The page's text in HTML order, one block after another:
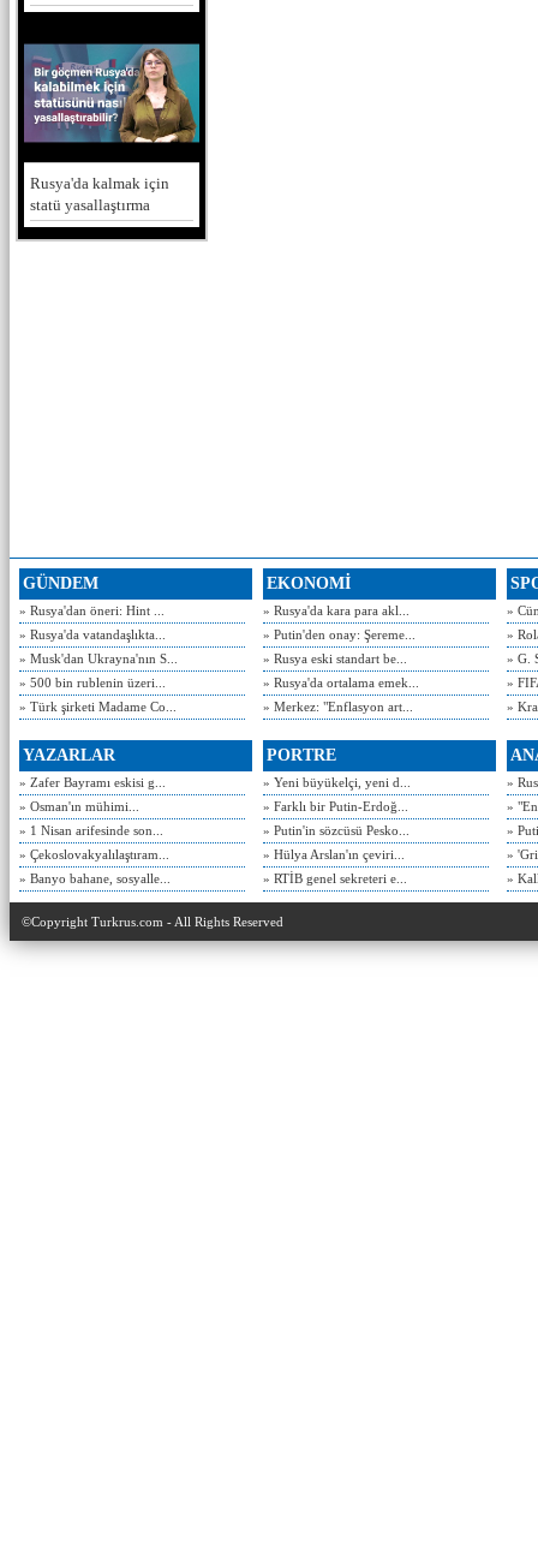
Rusya'da kalmak için
statü yasallaştırma
GÜNDEM
» Rusya'dan öneri: Hint ...
» Rusya'da vatandaşlıkta...
» Musk'dan Ukrayna'nın S...
» 500 bin rublenin üzeri...
» Türk şirketi Madame Co...
EKONOMİ
» Rusya'da kara para akl...
» Putin'den onay: Şereme...
» Rusya eski standart be...
» Rusya'da ortalama emek...
» Merkez: "Enflasyon art...
»
»
» G.
»
»
YAZARLAR
» Zafer Bayramı eskisi g...
» Osman'ın mühimi...
» 1 Nisan arifesinde son...
» Çekoslovakyalılaştıram...
» Banyo bahane, sosyalle...
PORTRE
» Yeni büyükelçi, yeni d...
» Farklı bir Putin-Erdoğ...
» Putin'in sözcüsü Pesko...
» Hülya Arslan'ın çeviri...
» RTİB genel sekreteri e...
»
»
»
»
»
©Copyright Turkrus.com - All Rights Reserved